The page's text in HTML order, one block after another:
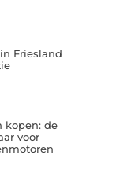
Friesland
kopen: de
voor